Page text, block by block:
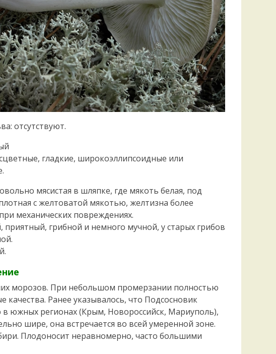
отсутствуют.
гладкие, широкоэллипсоидные или
мясистая в шляпке, где мякоть белая, под
с желтоватой мякотью, желтизна более
механических повреждениях.
грибной и немного мучной, у старых грибов
морозов. При небольшом промерзании полностью
качества. Ранее указывалось, что Подсосновик
в южных регионах (Крым, Новороссийск, Мариуполь),
шире, она встречается во всей умеренной зоне.
Плодоносит неравномерно, часто большими